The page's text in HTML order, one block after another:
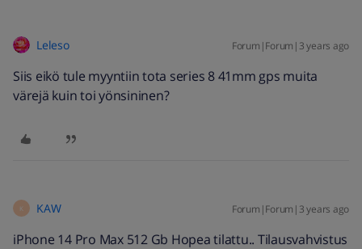
Leleso Forum|Forum|3 years ago
Siis eikö tule myyntiin tota series 8 41mm gps muita
värejä kuin toi yönsininen?
K KAW Forum|Forum|3 years ago
iPhone 14 Pro Max 512 Gb Hopea tilattu.. Tilausvahvistus